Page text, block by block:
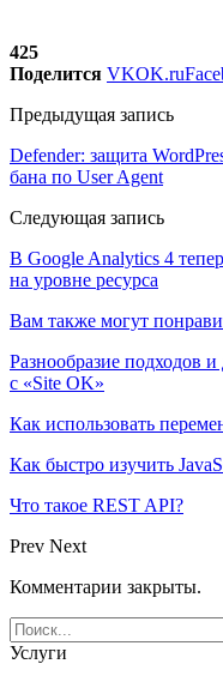
425
Поделится VKOK.ru
Предыдущая запись
Defender: защита
бана по User Agent
Следующая запись
В Google Analytics 4
на уровне ресурса
Вам также могут
Разнообразие подходов
с «Site OK»
Как использовать
Как быстро изучить
Что такое REST API?
Prev Next
Комментарии закрыты.
Услуги